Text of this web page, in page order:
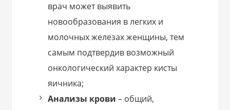
врач может выявить
новообразования в легких и
молочных железах женщины, тем
самым подтвердив возможный
онкологический характер кисты
яичника;
Анализы крови – общий,